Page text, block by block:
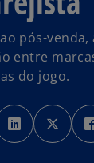
pós-venda,
entre
do jogo.
a
b
r
e
a
b
r
e